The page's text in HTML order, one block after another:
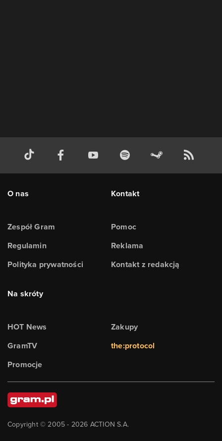
O nas
Zespół Gram
Regulamin
Polityka prywatności
Kontakt
Pomoc
Reklama
Kontakt z redakcją
Na skróty
HOT News
GramTV
Promocje
Zakupy
the:protocol
Copyright © 2005 - 2026 ACTION S.A.